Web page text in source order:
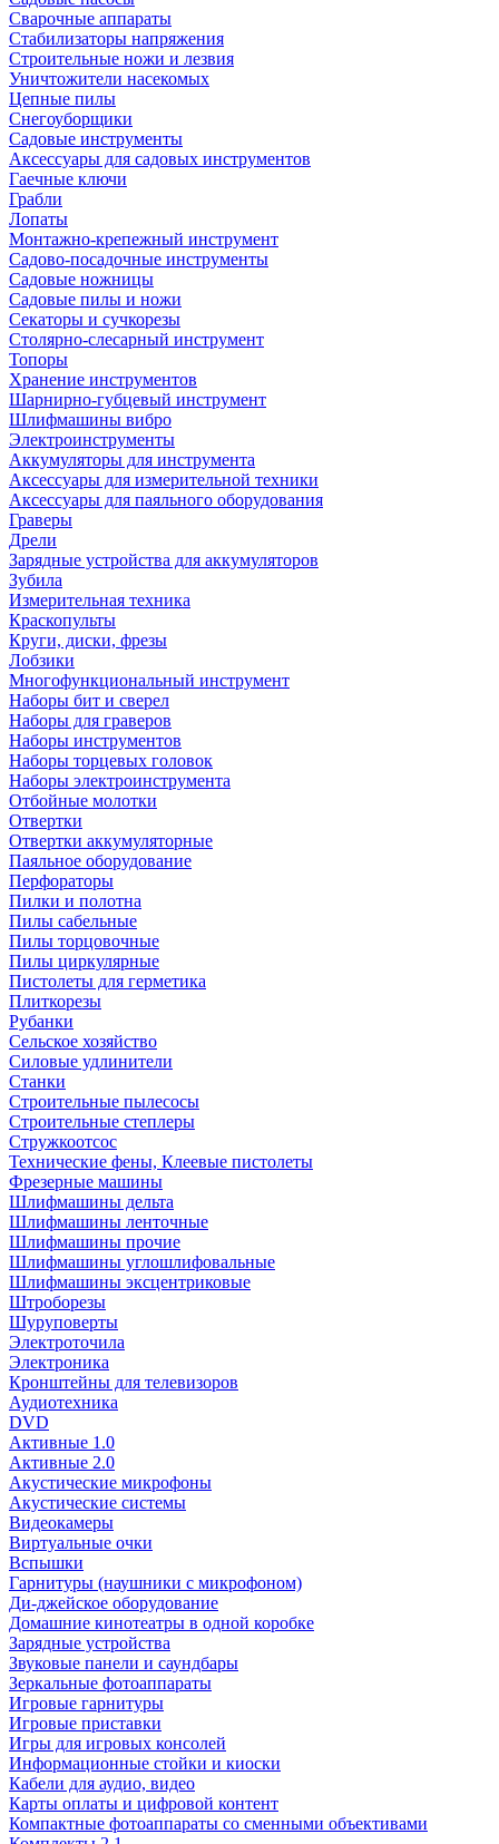
Сварочные аппараты
Стабилизаторы напряжения
Строительные ножи и лезвия
Уничтожители насекомых
Цепные пилы
Снегоуборщики
Садовые инструменты
Аксессуары для садовых инструментов
Гаечные ключи
Грабли
Лопаты
Монтажно-крепежный инструмент
Садово-посадочные инструменты
Садовые ножницы
Садовые пилы и ножи
Секаторы и сучкорезы
Столярно-слесарный инструмент
Топоры
Хранение инструментов
Шарнирно-губцевый инструмент
Шлифмашины вибро
Электроинструменты
Аккумуляторы для инструмента
Аксессуары для измерительной техники
Аксессуары для паяльного оборудования
Граверы
Дрели
Зарядные устройства для аккумуляторов
Зубила
Измерительная техника
Краскопульты
Круги, диски, фрезы
Лобзики
Многофункциональный инструмент
Наборы бит и сверел
Наборы для граверов
Наборы инструментов
Наборы торцевых головок
Наборы электроинструмента
Отбойные молотки
Отвертки
Отвертки аккумуляторные
Паяльное оборудование
Перфораторы
Пилки и полотна
Пилы сабельные
Пилы торцовочные
Пилы циркулярные
Пистолеты для герметика
Плиткорезы
Рубанки
Сельское хозяйство
Силовые удлинители
Станки
Строительные пылесосы
Строительные степлеры
Стружкоотсос
Технические фены, Клеевые пистолеты
Фрезерные машины
Шлифмашины дельта
Шлифмашины ленточные
Шлифмашины прочие
Шлифмашины углошлифовальные
Шлифмашины эксцентриковые
Штроборезы
Шуруповерты
Электроточила
Электроника
Кронштейны для телевизоров
Аудиотехника
DVD
Активные 1.0
Активные 2.0
Акустические микрофоны
Акустические системы
Видеокамеры
Виртуальные очки
Вспышки
Гарнитуры (наушники с микрофоном)
Ди-джейское оборудование
Домашние кинотеатры в одной коробке
Зарядные устройства
Звуковые панели и саундбары
Зеркальные фотоаппараты
Игровые гарнитуры
Игровые приставки
Игры для игровых консолей
Информационные стойки и киоски
Кабели для аудио, видео
Карты оплаты и цифровой контент
Компактные фотоаппараты со сменными объективами